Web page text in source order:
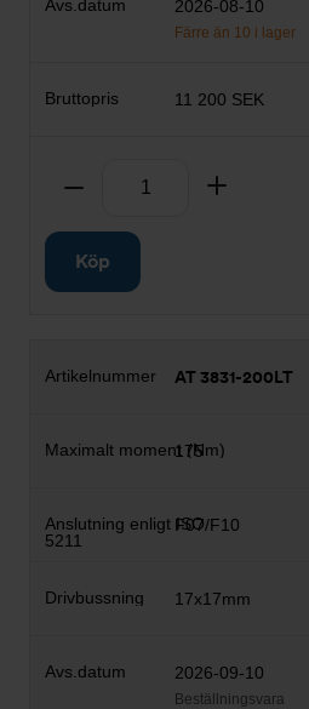
2026-08-10
Färre än 10 i lager
11 200 SEK
Ta bort
Köp
AT 3831-200LT
175
F07/F10
17x17mm
2026-09-10
Beställningsvara